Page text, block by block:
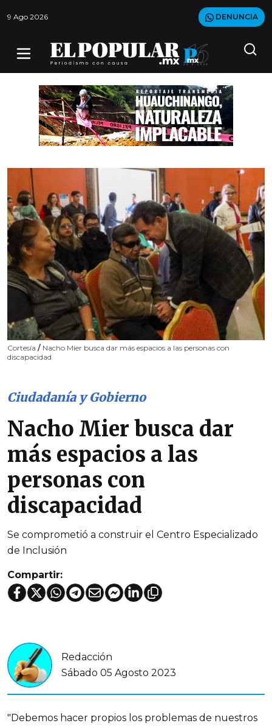
9 Ago 2026 DENUNCIA
Cortesía / Nacho Mier busca dar más espacios a las personas con
discapacidad
Ciudadanía y Gobierno
Nacho Mier busca dar
más espacios a las
personas con
discapacidad
Se comprometió a construir el Centro Especializado
de Inclusión
Compartir:
Redacción
Sábado 05 Agosto 2023
"Debemos hacer propios los problemas de nuestros